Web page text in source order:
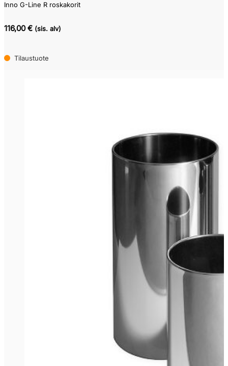
Inno G-Line R roskakorit
116,00 € (sis. alv)
Tilaustuote